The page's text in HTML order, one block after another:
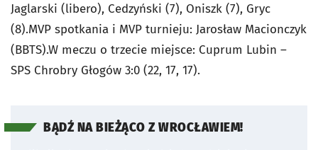
Jaglarski (libero), Cedzyński (7), Oniszk (7), Gryc
(8).MVP spotkania i MVP turnieju: Jarosław Macionczyk
(BBTS).W meczu o trzecie miejsce: Cuprum Lubin –
SPS Chrobry Głogów 3:0 (22, 17, 17).
BĄDŹ NA BIEŻĄCO Z WROCŁAWIEM!